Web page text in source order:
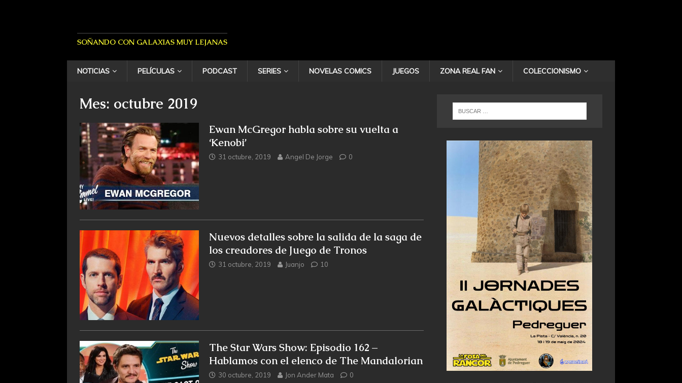
SOÑANDO CON GALAXIAS MUY LEJANAS
NOTICIAS PELÍCULAS PODCAST SERIES NOVELAS COMICS JUEGOS ZONA REAL FAN COLECCIONISMO
Mes: octubre 2019
Ewan McGregor habla sobre su vuelta a
‘Kenobi’
31 octubre, 2019 Angel De Jorge 0
Nuevos detalles sobre la salida de la saga de
los creadores de Juego de Tronos
31 octubre, 2019 Juanjo 10
The Star Wars Show: Episodio 162 –
Hablamos con el elenco de The Mandalorian
30 octubre, 2019 Jon Ander Mata 0